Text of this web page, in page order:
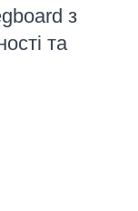
з
та